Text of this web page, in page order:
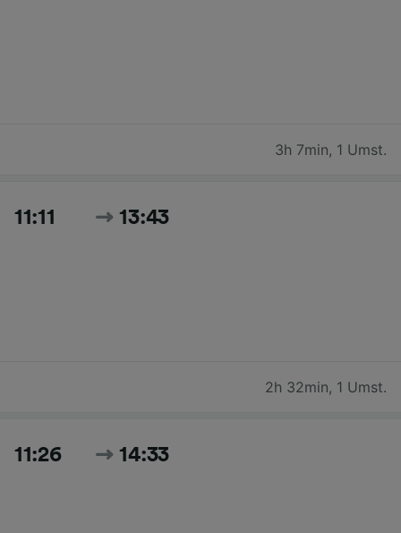
3h 7min, 1 Umst.
11:11 13:43
2h 32min, 1 Umst.
11:26 14:33